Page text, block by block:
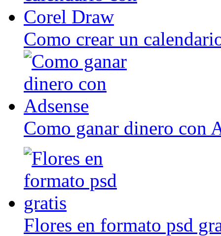
Como crear un
Como ganar dinero con
Flores en formato psd